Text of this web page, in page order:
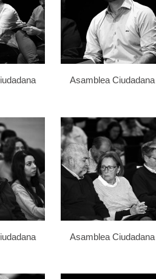
Asamblea Ciudadana
Asamblea Ciudadana